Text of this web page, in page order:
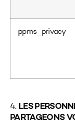
ppms_privacy
4. LES
PARTAGEONS